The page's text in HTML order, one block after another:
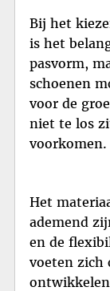
Bij het
is het
pasvorm,
schoenen
voor de
niet te los
voorkomen.
Het
ademend
en de
voeten zich